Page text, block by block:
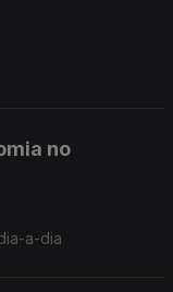
no
a-dia